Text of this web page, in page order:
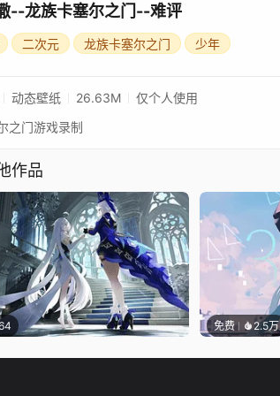
--龙族卡塞尔之门--难评
二次元 龙族卡塞尔之门 少年
动态壁纸 26.63M 仅个人使用
之门游戏录制
作品
免费 2.5万